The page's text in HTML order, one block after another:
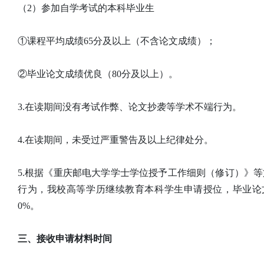
（2）参加自学考试的本科毕业生
①课程平均成绩65分及以上（不含论文成绩）；
②毕业论文成绩优良（80分及以上）。
3.在读期间没有考试作弊、论文抄袭等学术不端行为。
4.在读期间，未受过严重警告及以上纪律处分。
5.根据《重庆邮电大学学士学位授予工作细则（修订）》
行为，我校高等学历继续教育本科学生申请授位，毕业
0%。
三、接收申请材料时间